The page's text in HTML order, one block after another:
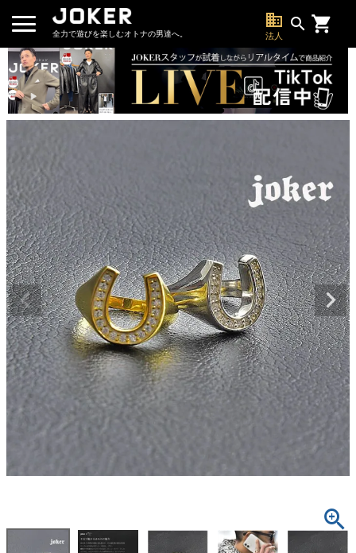
全力で遊びを楽しむオトナの男達へ。
business
法人
search